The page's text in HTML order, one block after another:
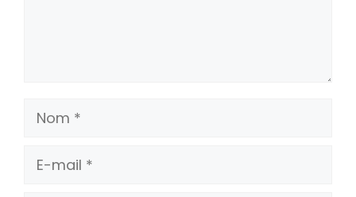
Nom
E-